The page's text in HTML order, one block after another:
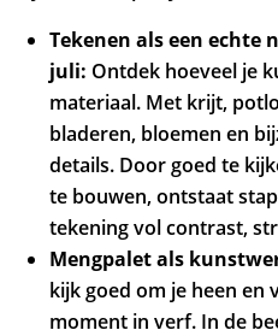
Tekenen als een echte
juli: Ontdek hoeveel je
materiaal. Met krijt,
bladeren, bloemen en
details. Door goed te
te bouwen, ontstaat
tekening vol contrast,
Mengpalet als
kijk goed om je heen en
moment in verf. In de